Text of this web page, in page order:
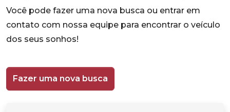
Você pode fazer uma nova busca ou entrar em
contato com nossa equipe para encontrar o veículo
dos seus sonhos!
Fazer uma nova busca